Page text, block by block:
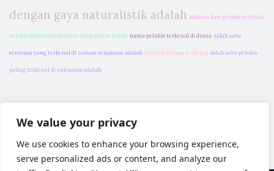
We value your privacy
We use cookies to enhance your browsing experience,
serve personalized ads or content, and analyze our
dengan gaya naturalistik adalah lukisan dari pelukis terkenal
pelukis terkenal indonesia yang masih hidup nama pelukis terkenal di dunia salah satu
seniman yang terkenal di zaman renaisans adalah karya seniman terkenal salah satu pelukis
paling terkenal di indonesia adalah